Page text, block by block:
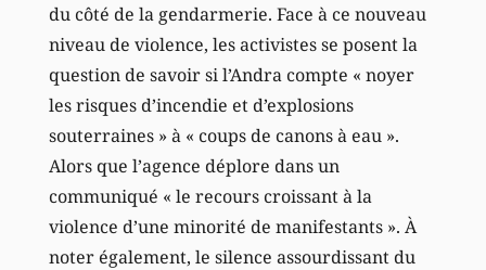
du côté de la gendarmerie. Face à ce nouveau
niveau de violence, les activistes se posent la
question de savoir si l’Andra compte « noyer
les risques d’incendie et d’explosions
souterraines » à « coups de canons à eau ».
Alors que l’agence déplore dans un
communiqué « le recours croissant à la
violence d’une minorité de manifestants ». À
noter également, le silence assourdissant du